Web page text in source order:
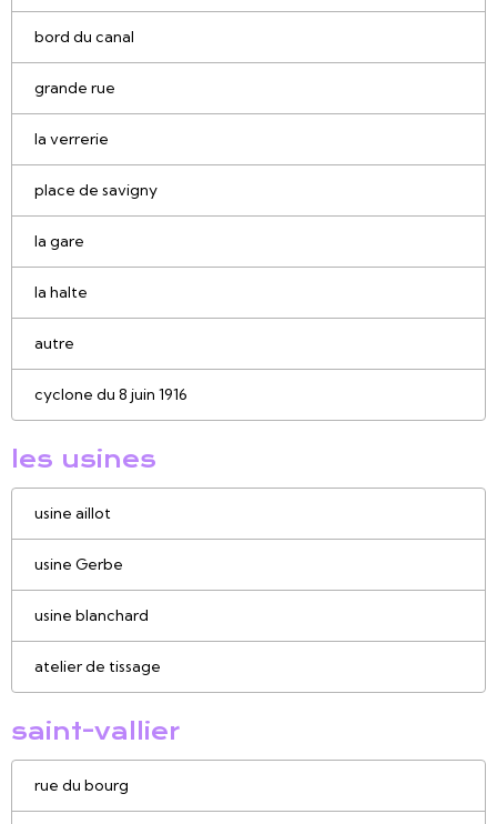
bord du canal
grande rue
la verrerie
place de savigny
la gare
la halte
autre
cyclone du 8 juin 1916
les usines
usine aillot
usine Gerbe
usine blanchard
atelier de tissage
saint-vallier
rue du bourg